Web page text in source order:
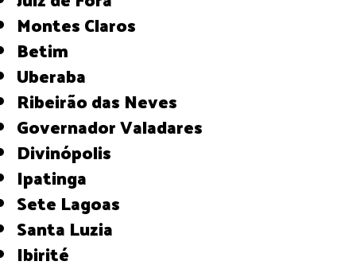
Montes Claros
Betim
Uberaba
Ribeirão das Neves
Governador Valadares
Divinópolis
Ipatinga
Sete Lagoas
Santa Luzia
Ibirité